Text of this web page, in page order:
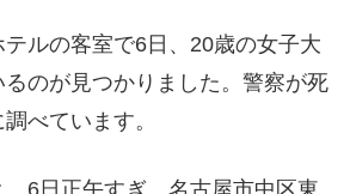
ルの客室で6日、20歳の女子大
のが見つかりました。警察が死
べています。